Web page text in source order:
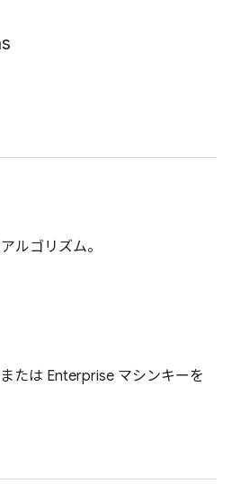
ルゴリズム。
たは Enterprise マシンキーを